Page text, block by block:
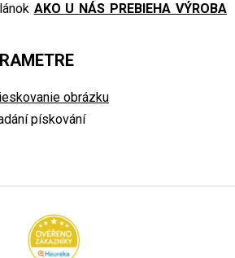
AKO U NÁS PREBIEHA VÝROBA
obrázku
pískování